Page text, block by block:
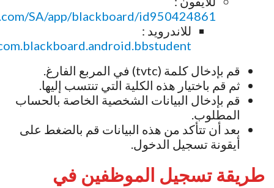
SA/app/blackboard/id950424861
للاندرويد :
قم بإدخال كلمة (tvtc) في المربع الفارغ.
ثم قم باختيار هذه الكلية التي تنتسب إليها.
قم بإدخال البيانات الشخصية الخاصة بالحساب
المطلوب.
بعد أن تتأكد من هذه البيانات قم بالضغط على
أيقونة تسجيل الدخول.
طريقة تسجيل الموظفين في